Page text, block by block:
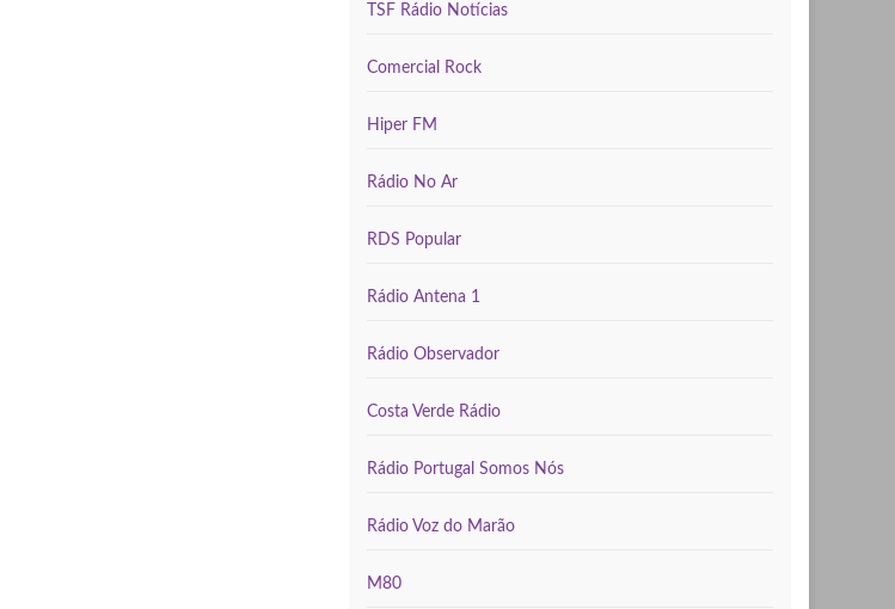
TSF Rádio Notícias
Comercial Rock
Hiper FM
Rádio No Ar
RDS Popular
Rádio Antena 1
Rádio Observador
Costa Verde Rádio
Rádio Portugal Somos Nós
Rádio Voz do Marão
M80